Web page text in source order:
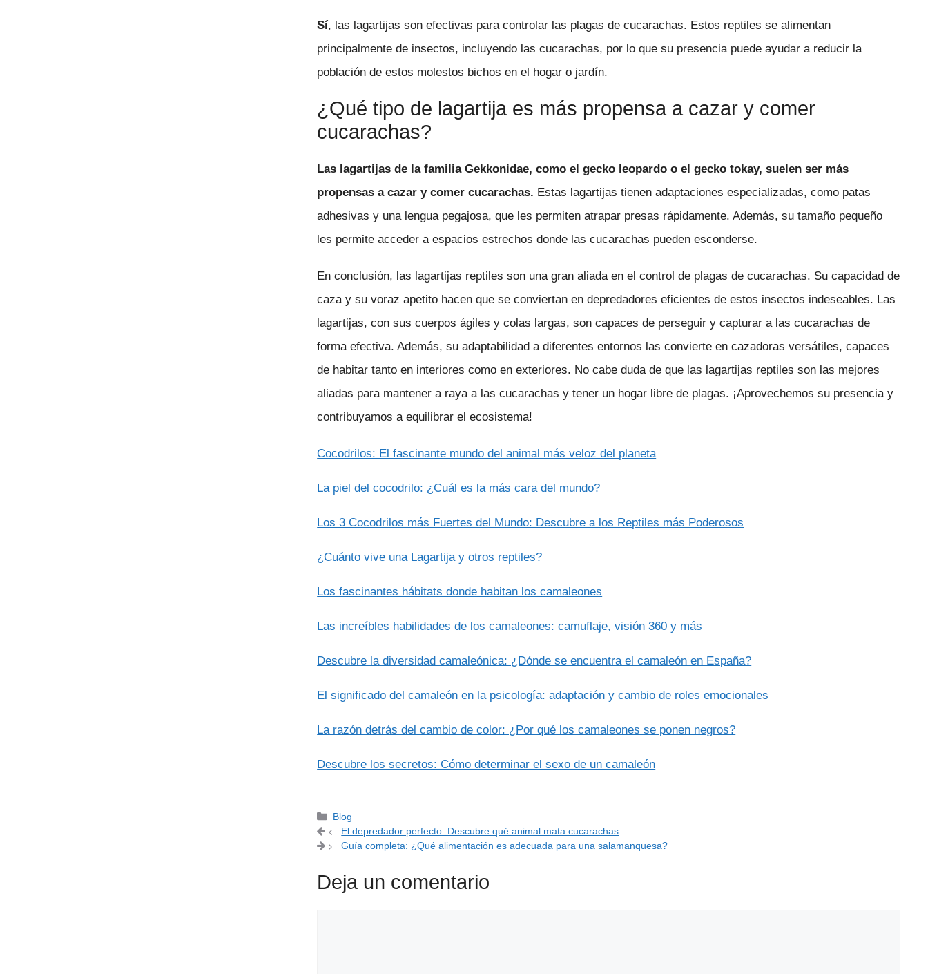
Sí, las lagartijas son efectivas para controlar las plagas de cucarachas. Estos reptiles se alimentan
principalmente de insectos, incluyendo las cucarachas, por lo que su presencia puede ayudar a reducir la
población de estos molestos bichos en el hogar o jardín.
¿Qué tipo de lagartija es más propensa a cazar y comer
cucarachas?
Las lagartijas de la familia Gekkonidae, como el gecko leopardo o el gecko tokay, suelen ser más
propensas a cazar y comer cucarachas. Estas lagartijas tienen adaptaciones especializadas, como patas
adhesivas y una lengua pegajosa, que les permiten atrapar presas rápidamente. Además, su tamaño pequeño
les permite acceder a espacios estrechos donde las cucarachas pueden esconderse.
En conclusión, las lagartijas reptiles son una gran aliada en el control de plagas de cucarachas. Su capacidad de
caza y su voraz apetito hacen que se conviertan en depredadores eficientes de estos insectos indeseables. Las
lagartijas, con sus cuerpos ágiles y colas largas, son capaces de perseguir y capturar a las cucarachas de
forma efectiva. Además, su adaptabilidad a diferentes entornos las convierte en cazadoras versátiles, capaces
de habitar tanto en interiores como en exteriores. No cabe duda de que las lagartijas reptiles son las mejores
aliadas para mantener a raya a las cucarachas y tener un hogar libre de plagas. ¡Aprovechemos su presencia y
contribuyamos a equilibrar el ecosistema!
Cocodrilos: El fascinante mundo del animal más veloz del planeta
La piel del cocodrilo: ¿Cuál es la más cara del mundo?
Los 3 Cocodrilos más Fuertes del Mundo: Descubre a los Reptiles más Poderosos
¿Cuánto vive una Lagartija y otros reptiles?
Los fascinantes hábitats donde habitan los camaleones
Las increíbles habilidades de los camaleones: camuflaje, visión 360 y más
Descubre la diversidad camaleónica: ¿Dónde se encuentra el camaleón en España?
El significado del camaleón en la psicología: adaptación y cambio de roles emocionales
La razón detrás del cambio de color: ¿Por qué los camaleones se ponen negros?
Descubre los secretos: Cómo determinar el sexo de un camaleón
Categorías
Blog
El depredador perfecto: Descubre qué animal mata cucarachas
Guía completa: ¿Qué alimentación es adecuada para una salamanquesa?
Deja un comentario